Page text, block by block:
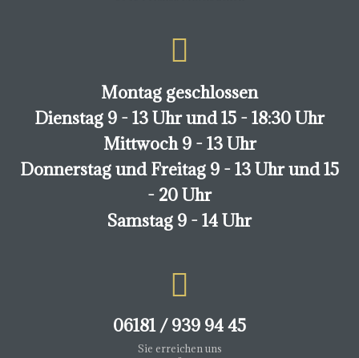
Montag geschlossen
Dienstag 9 - 13 Uhr und 15 - 18:30 Uhr
Mittwoch 9 - 13 Uhr
Donnerstag und Freitag 9 - 13 Uhr und 15
- 20 Uhr
Samstag 9 - 14 Uhr
06181 / 939 94 45
Sie erreichen uns